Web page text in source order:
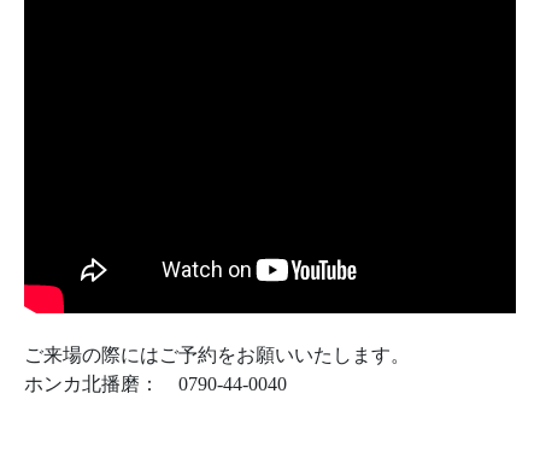
ご来場の際にはご予約をお願いいたします。
ホンカ北播磨： 0790-44-0040